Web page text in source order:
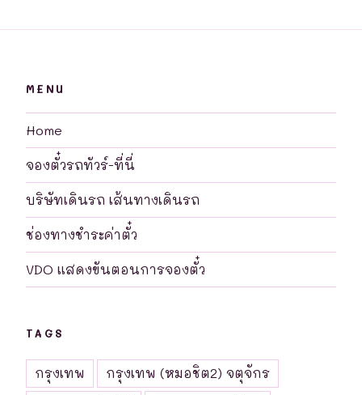
MENU
Home
จองตั๋วรถทัวร์-ที่นี่
บริษัทเดินรถ เส้นทางเดินรถ
ช่องทางชำระค่าตั๋ว
VDO แสดงขันตอนการจองตั๋ว
TAGS
กรุงเทพ
กรุงเทพ (หมอชิต2) จตุจักร